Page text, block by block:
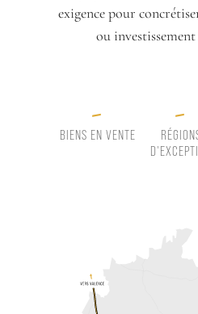
exigence pour
ou
-
BIENS EN VENTE
-